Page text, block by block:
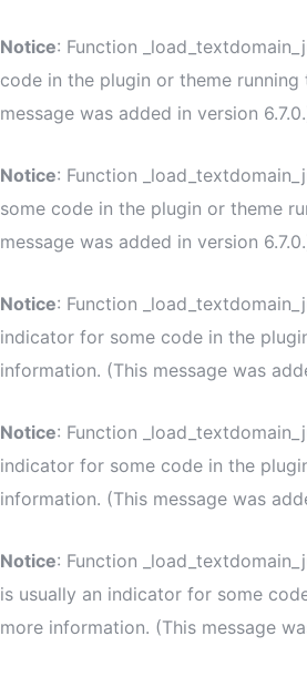
Notice: Function
code in the plugin or theme
message was added in version
Notice: Function
some code in the plugin or theme
message was added in version
Notice: Function
indicator for some code in the
information. (This message was
Notice: Function
indicator for some code in the
information. (This message was
Notice: Function
is usually an indicator for some
more information. (This message